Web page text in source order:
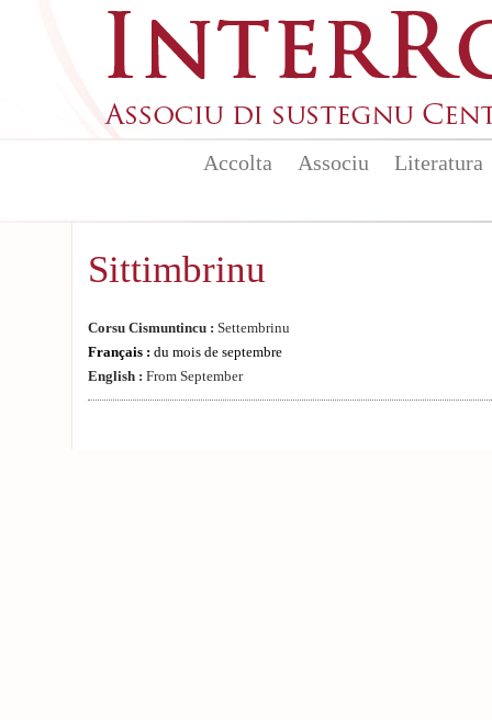
Accolta Associu Literatura
Sittimbrinu
Corsu Cismuntincu : Settembrinu
Français : du mois de septembre
English : From September